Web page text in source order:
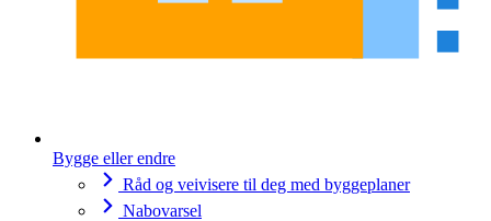
Bygge eller endre
Råd og veivisere til deg med byggeplaner
Nabovarsel